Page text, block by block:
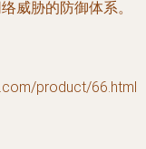
威胁的防御体系。
product/66.html